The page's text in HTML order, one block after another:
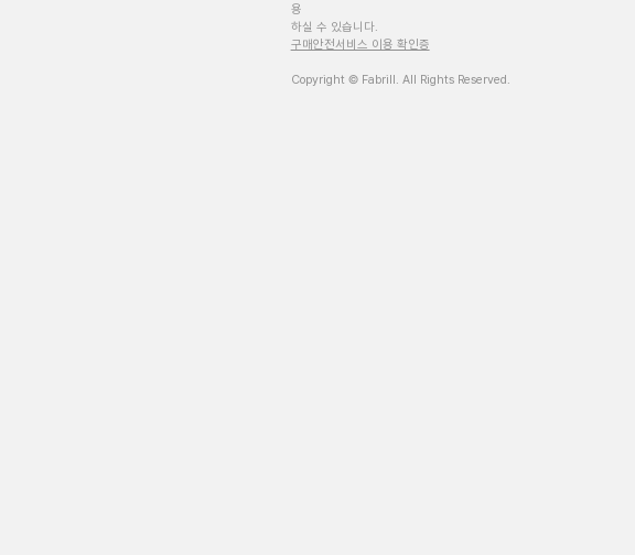
용
하실 수 있습니다.
구매안전서비스 이용 확인증
Copyright © Fabrill. All Rights Reserved.